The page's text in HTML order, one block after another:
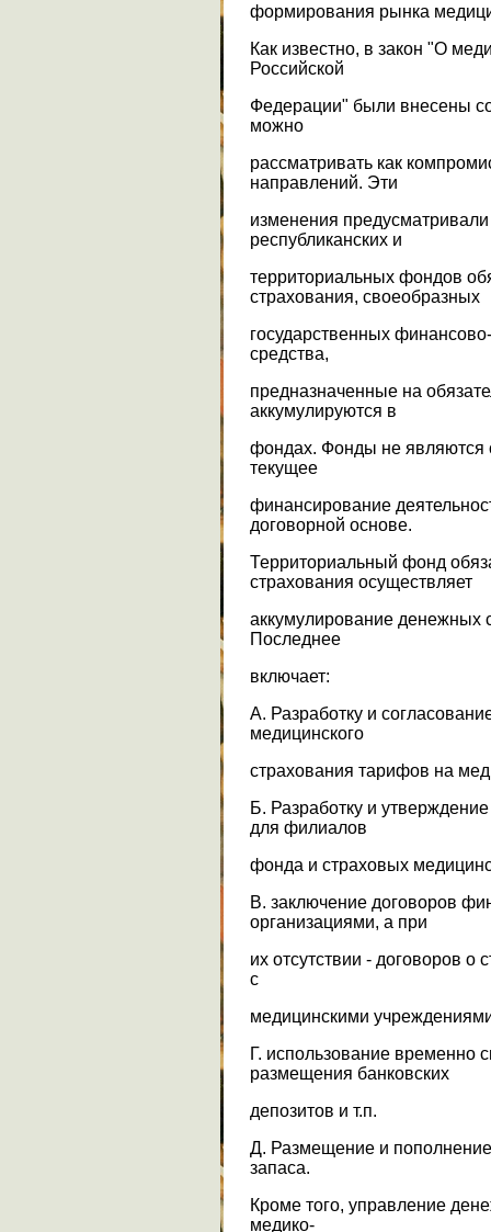
формирования рынка
Как известно, в закон "О
Российской
Федерации" были внесены
можно
рассматривать как
направлений. Эти
изменения
республиканских и
территориальных фондов
страхования, своеобразных
государственных
средства,
предназначенные на
аккумулируются в
фондах. Фонды не являются
текущее
финансирование
договорной основе.
Территориальный фонд
страхования осуществляет
аккумулирование денежных
Последнее
включает:
А. Разработку и
медицинского
страхования тарифов на
Б. Разработку и
для филиалов
фонда и страховых
В. заключение договоров
организациями, а при
их отсутствии - договоров
с
медицинскими
Г. использование временно
размещения банковских
депозитов и т.п.
Д. Размещение и
запаса.
Кроме того, управление
медико-